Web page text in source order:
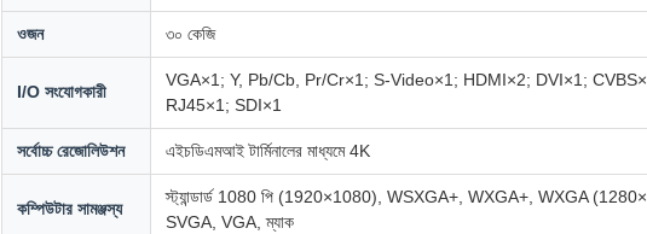
ওজন ৩০ কেজি
I/O সংযোগকারী
VGA×1; Y, Pb/Cb, Pr/Cr×1; S-Video×1; HDMI×2; DVI×1;
RJ45×1; SDI×1
সর্বোচ্চ রেজোলিউশন এইচডিএমআই টার্মিনালের মাধ্যমে 4K
কম্পিউটার সামঞ্জস্য
স্ট্যান্ডার্ড 1080 পি (1920×1080), WSXGA+, WXGA+, WXGA
SVGA, VGA, ম্যাক